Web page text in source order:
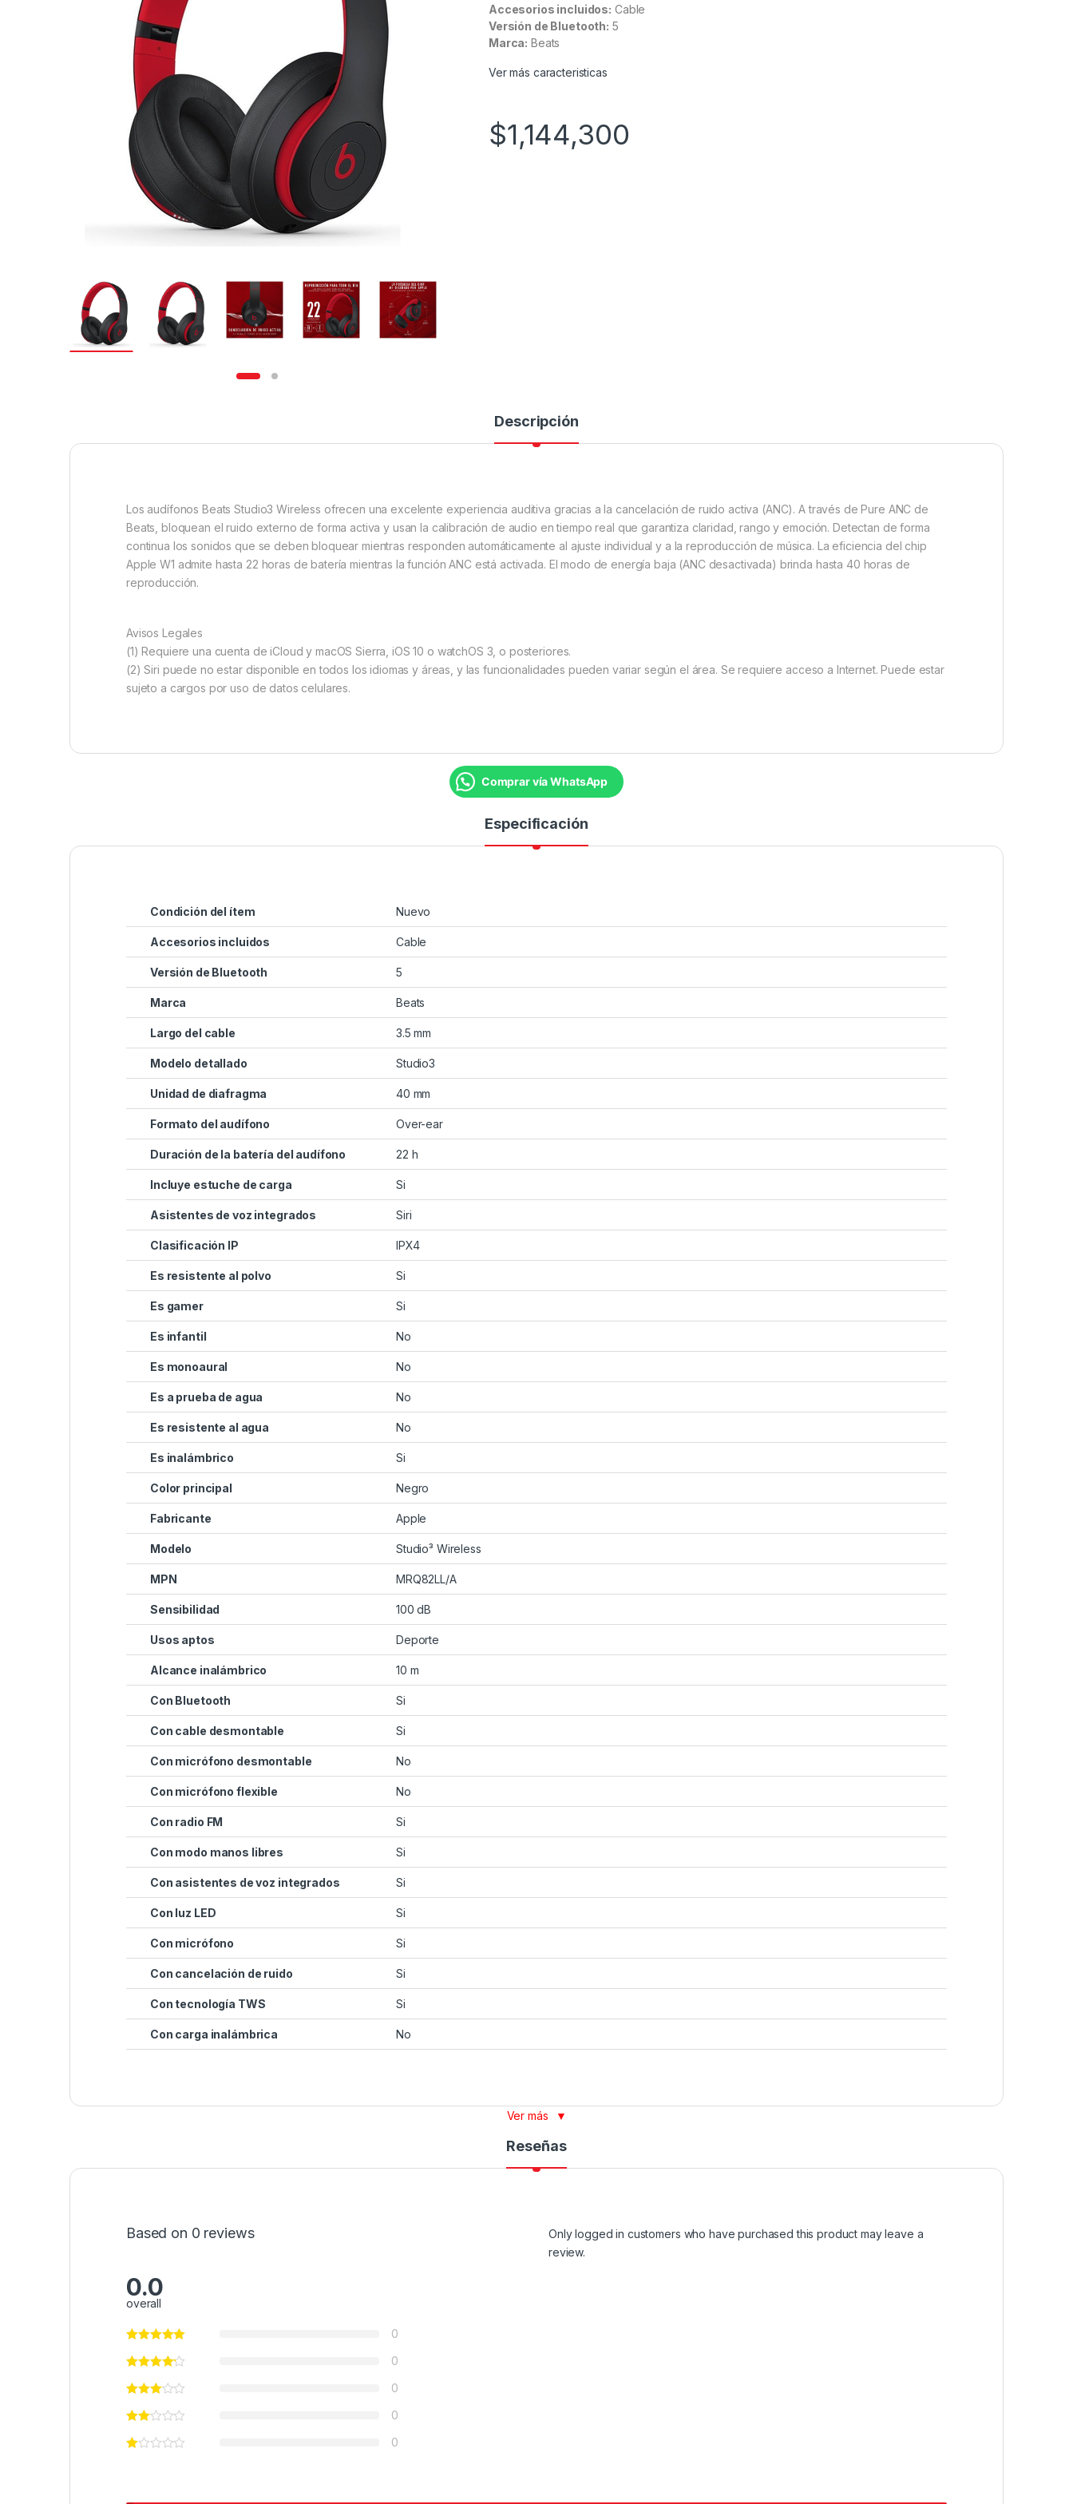
Accesorios incluidos: Cable
Versión de Bluetooth: 5
Marca: Beats
Ver más caracteristicas
$1,144,300
Descripción
Los audífonos Beats Studio3 Wireless ofrecen una excelente experiencia auditiva gracias a la cancelación de ruido activa (ANC). A través de Pure ANC de
Beats, bloquean el ruido externo de forma activa y usan la calibración de audio en tiempo real que garantiza claridad, rango y emoción. Detectan de forma
continua los sonidos que se deben bloquear mientras responden automáticamente al ajuste individual y a la reproducción de música. La eficiencia del chip
Apple W1 admite hasta 22 horas de batería mientras la función ANC está activada. El modo de energía baja (ANC desactivada) brinda hasta 40 horas de
reproducción.
Avisos Legales
(1) Requiere una cuenta de iCloud y macOS Sierra, iOS 10 o watchOS 3, o posteriores.
(2) Siri puede no estar disponible en todos los idiomas y áreas, y las funcionalidades pueden variar según el área. Se requiere acceso a Internet. Puede estar
sujeto a cargos por uso de datos celulares.
Comprar vía WhatsApp
Especificación
Condición del ítem Nuevo
Accesorios incluidos Cable
Versión de Bluetooth 5
Marca Beats
Largo del cable 3.5 mm
Modelo detallado Studio3
Unidad de diafragma 40 mm
Formato del audífono Over-ear
Duración de la batería del audífono 22 h
Incluye estuche de carga Si
Asistentes de voz integrados Siri
Clasificación IP IPX4
Es resistente al polvo Si
Es gamer Si
Es infantil No
Es monoaural No
Es a prueba de agua No
Es resistente al agua No
Es inalámbrico Si
Color principal Negro
Fabricante Apple
Modelo Studio³ Wireless
MPN MRQ82LL/A
Sensibilidad 100 dB
Usos aptos Deporte
Alcance inalámbrico 10 m
Con Bluetooth Si
Con cable desmontable Si
Con micrófono desmontable No
Con micrófono flexible No
Con radio FM Si
Con modo manos libres Si
Con asistentes de voz integrados Si
Con luz LED Si
Con micrófono Si
Con cancelación de ruido Si
Con tecnología TWS Si
Con carga inalámbrica No
Ver más ▼
Reseñas
Based on 0 reviews
0.0
overall
0
0
0
0
0
Only logged in customers who have purchased this product may leave a
review.